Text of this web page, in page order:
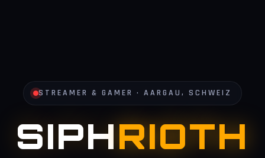
STREAMER & GAMER · AARGAU, SCHWEIZ
SIPHRIOTH